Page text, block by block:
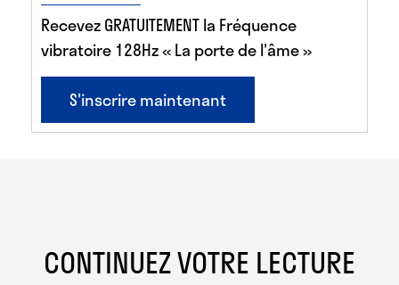
Recevez GRATUITEMENT la Fréquence
vibratoire 128Hz « La porte de l'âme »
S'inscrire maintenant
CONTINUEZ VOTRE LECTURE